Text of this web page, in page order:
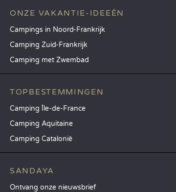
ONZE VAKANTIE-IDEEËN
Campings in Noord-Frankrijk
Camping Zuid-Frankrijk
Camping met Zwembad
TOPBESTEMMINGEN
Camping Île-de-France
Camping Aquitaine
Camping Catalonië
SANDAYA
Ontvang onze nieuwsbrief